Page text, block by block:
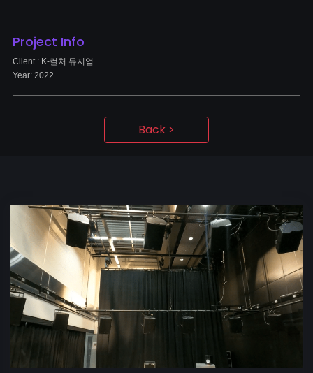
Project Info
Client : K-컬처 뮤지엄
Year: 2022
Back >